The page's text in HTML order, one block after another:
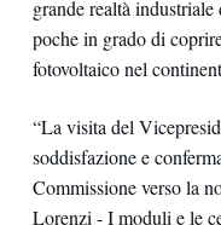
grande realtà
poche in grado di
fotovoltaico nel
“La visita del
soddisfazione e
Commissione verso la
Lorenzi - I moduli e le